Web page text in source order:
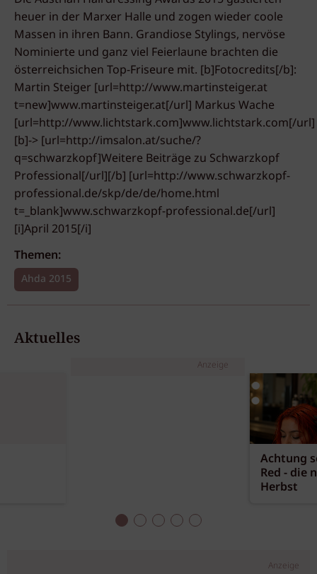
heuer in der Marxer Halle und zogen wieder coole
Massen in ihren Bann. Grandiose Stylings, nervöse
Nominierte und ganz viel Feierlaune brachten die
österreichsichen Top-Friseure mit. [b]Fotocredits[/b]:
Martin Steiger [url=http://www.martinsteiger.at
t=new]www.martinsteiger.at[/url] Markus Wache
[url=http://www.lichtstark.com]www.lichtstark.com[/url]
[b]-> [url=http://imsalon.at/suche/?
q=schwarzkopf]Weitere Beiträge zu Schwarzkopf
Professional[/url][/b] [url=http://www.schwarzkopf-
professional.de/skp/de/de/home.html
t=_blank]www.schwarzkopf-professional.de[/url]
[i]April 2015[/i]
Themen:
Ahda 2015
Aktuelles
Anzeige
Achtung
Red - die
Herbst
Anzeige